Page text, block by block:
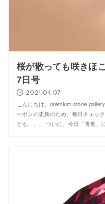
桜が散っても咲きほ
7日号
2021.04.07
こんにちは、premium stone
ーポンの更新のため、毎日チェッ
ども、、、 ついに、今日「青葉」